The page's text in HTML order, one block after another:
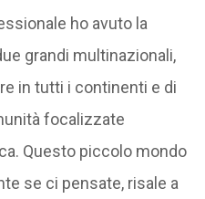
ho avuto la
grandi multinazionali,
in tutti i continenti e di
focalizzate
Questo piccolo mondo
se ci pensate, risale a